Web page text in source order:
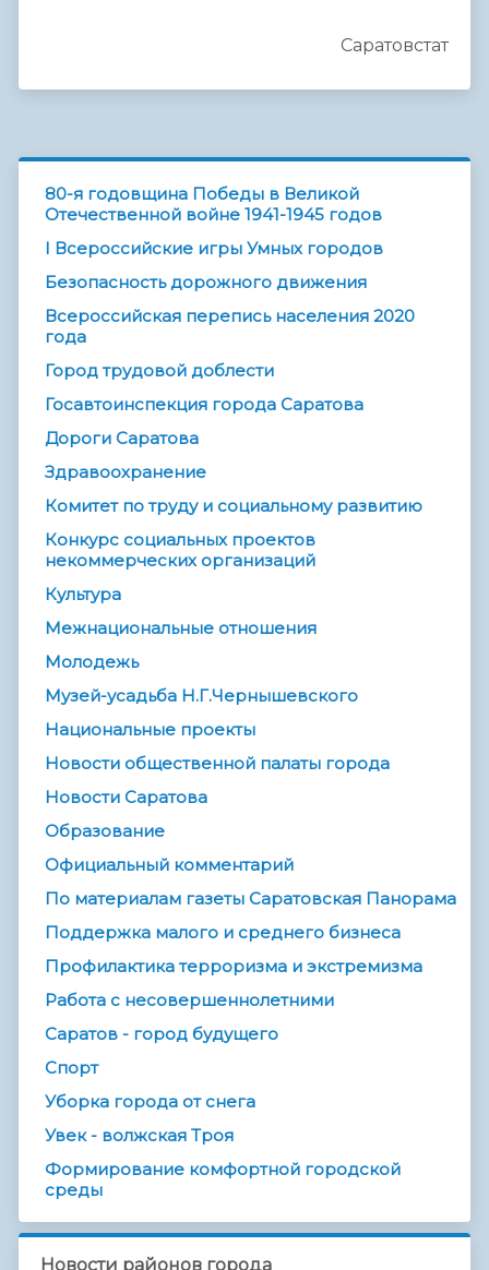
Саратовстат
80-я годовщина Победы в Великой
Отечественной войне 1941-1945 годов
I Всероссийские игры Умных городов
Безопасность дорожного движения
Всероссийская перепись населения 2020
года
Город трудовой доблести
Госавтоинспекция города Саратова
Дороги Саратова
Здравоохранение
Комитет по труду и социальному развитию
Конкурс социальных проектов
некоммерческих организаций
Культура
Межнациональные отношения
Молодежь
Музей-усадьба Н.Г.Чернышевского
Национальные проекты
Новости общественной палаты города
Новости Саратова
Образование
Официальный комментарий
По материалам газеты Саратовская Панорама
Поддержка малого и среднего бизнеса
Профилактика терроризма и экстремизма
Работа с несовершеннолетними
Саратов - город будущего
Спорт
Уборка города от снега
Увек - волжская Троя
Формирование комфортной городской
среды
Новости районов города